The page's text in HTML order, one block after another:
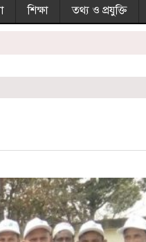
শিক্ষা তথ্য ও প্রযুক্তি